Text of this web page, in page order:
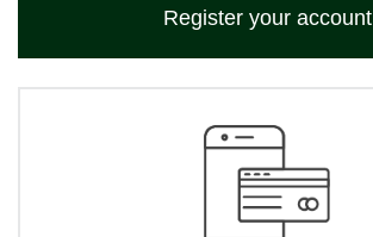
Register your account